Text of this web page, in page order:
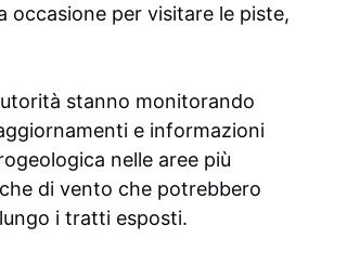
occasione per visitare le piste,
stanno monitorando
e informazioni
nelle aree più
di vento che potrebbero
i tratti esposti.